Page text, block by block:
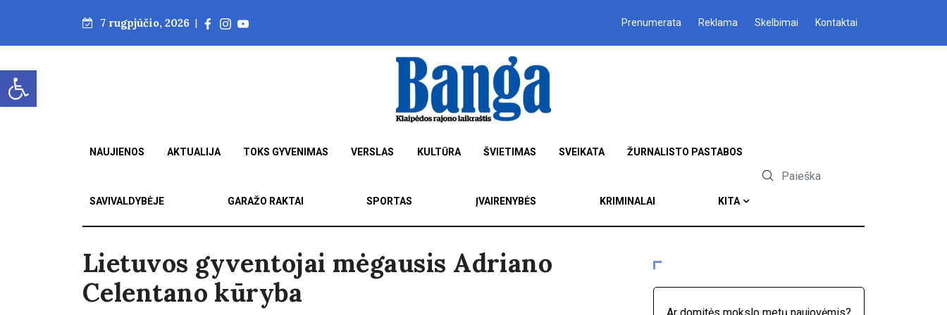
Open toolbar
7 rugpjūčio, 2026 | Prenumerata Reklama Skelbimai Kontaktai
NAUJIENOS AKTUALIJA TOKS GYVENIMAS VERSLAS KULTŪRA ŠVIETIMAS SVEIKATA ŽURNALISTO PASTABOS
SAVIVALDYBĖJE GARAŽO RAKTAI SPORTAS ĮVAIRENYBĖS KRIMINALAI KITA
Lietuvos gyventojai mėgausis Adriano
Celentano kūryba